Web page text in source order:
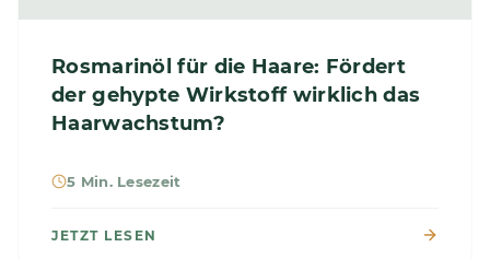
Rosmarinöl für die Haare: Fördert
der gehypte Wirkstoff wirklich das
Haarwachstum?
5 Min. Lesezeit
JETZT LESEN